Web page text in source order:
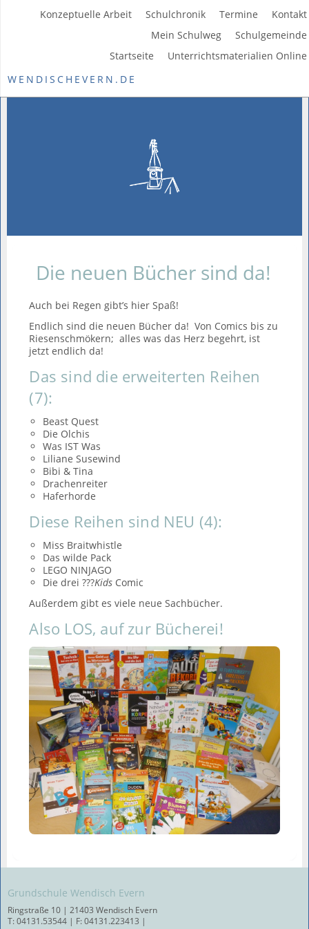
Kontakt
Termine
Schulchronik
Konzeptuelle Arbeit
Schulgemeinde
Mein Schulweg
Unterrichtsmaterialien Online
Startseite
WENDISCHEVERN.DE
Die neuen Bücher sind da!
Auch bei Regen gibt’s hier Spaß!
Endlich sind die neuen Bücher da! Von Comics bis zu
Riesenschmökern; alles was das Herz begehrt, ist
jetzt endlich da!
Das sind die erweiterten Reihen
(7):
Beast Quest
Die Olchis
Was IST Was
Liliane Susewind
Bibi & Tina
Drachenreiter
Haferhorde
Diese Reihen sind NEU (4):
Miss Braitwhistle
Das wilde Pack
LEGO NINJAGO
Die drei ???Kids Comic
Außerdem gibt es viele neue Sachbücher.
Also LOS, auf zur Bücherei!
Grundschule Wendisch Evern
Ringstraße 10 | 21403 Wendisch Evern
T: 04131.53544 | F: 04131.223413 |